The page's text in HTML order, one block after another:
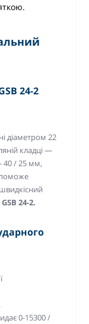
24-2
діаметром 22
кладці —
40 / 25 мм,
24-2.
0-15300 /